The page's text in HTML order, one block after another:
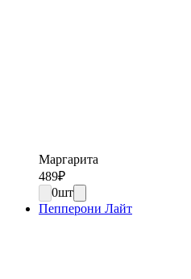
Маргарита
489₽
0шт
Пепперони Лайт